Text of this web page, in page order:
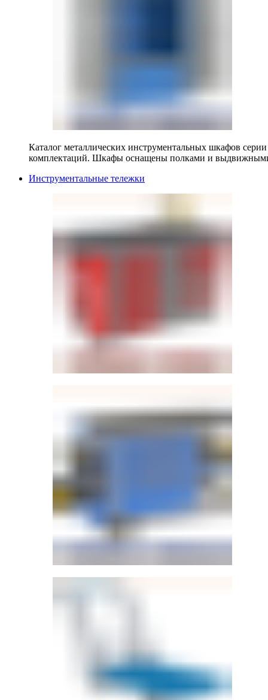
Каталог металлических инструментальных шкафов
комплектаций. Шкафы оснащены полками и
Инструментальные тележки